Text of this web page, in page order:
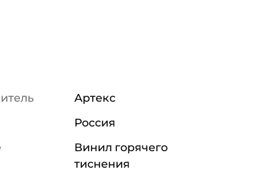
Артекс
Россия
Винил горячего
тиснения